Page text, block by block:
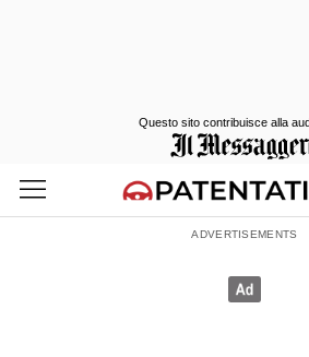
Questo sito contribuisce alla